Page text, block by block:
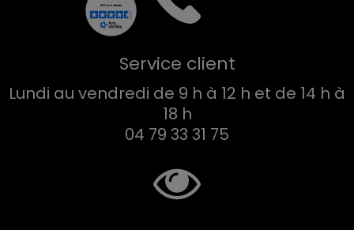
Service client
Lundi au vendredi de 9 h à 12 h et de 14 h à
18 h
04 79 33 31 75